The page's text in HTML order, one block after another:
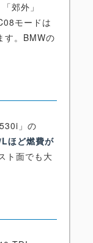
郊外」
モードは
す。BMWの
」の
ほど燃費が
ト面でも大